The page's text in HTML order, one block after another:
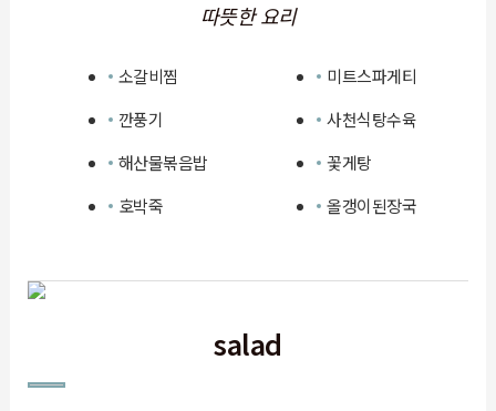
따뜻한 요리
소갈비찜
미트스파게티
깐풍기
사천식탕수육
해산물볶음밥
꽃게탕
호박죽
올갱이된장국
salad